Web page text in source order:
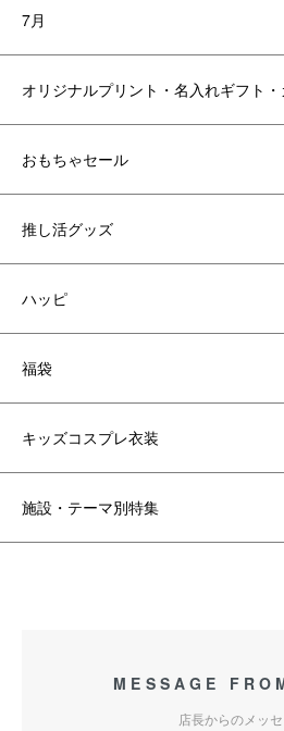
7月
オリジナルプリント・名入れギフト
おもちゃセール
推し活グッズ
ハッピ
福袋
キッズコスプレ衣装
施設・テーマ別特集
MESSAGE
店長からのメッ